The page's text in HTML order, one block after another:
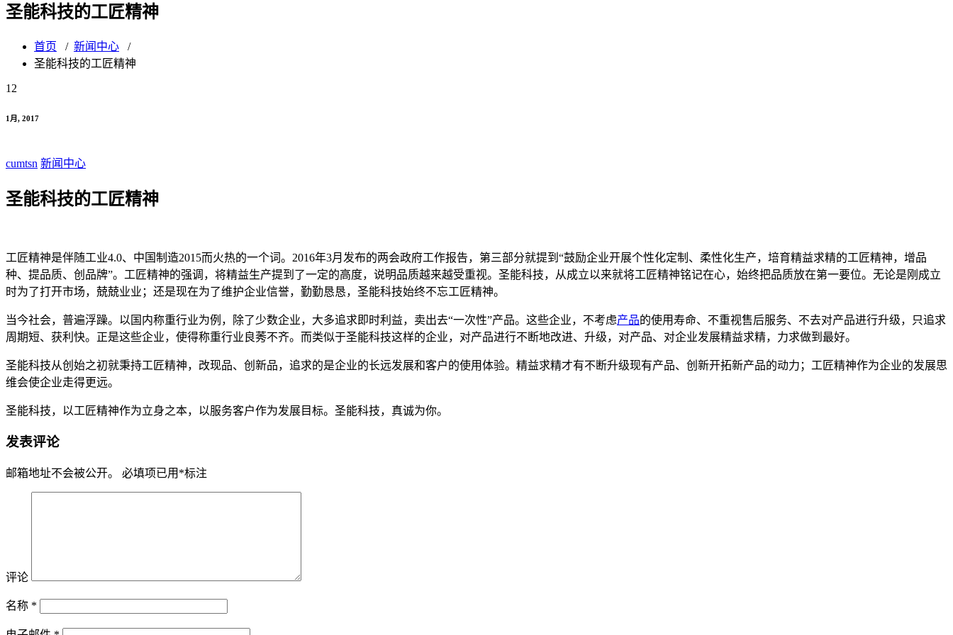
圣能科技的工匠精神
首页 / 新闻中心 /
圣能科技的工匠精神
12
1月, 2017
cumtsn 新闻中心
圣能科技的工匠精神
工匠精神是伴随工业4.0、中国制造2015而火热的一个词。2016年3月发布的两会政府工作报告，第三部分就提到“鼓励企业开展个性化定制、柔性化生产，培育精益求精的工匠精神，增品
种、提品质、创品牌”。工匠精神的强调，将精益生产提到了一定的高度，说明品质越来越受重视。圣能科技，从成立以来就将工匠精神铭记在心，始终把品质放在第一要位。无论是刚成立
时为了打开市场，兢兢业业；还是现在为了维护企业信誉，勤勤恳恳，圣能科技始终不忘工匠精神。
当今社会，普遍浮躁。以国内称重行业为例，除了少数企业，大多追求即时利益，卖出去“一次性”产品。这些企业，不考虑产品的使用寿命、不重视售后服务、不去对产品进行升级，只追求
周期短、获利快。正是这些企业，使得称重行业良莠不齐。而类似于圣能科技这样的企业，对产品进行不断地改进、升级，对产品、对企业发展精益求精，力求做到最好。
圣能科技从创始之初就秉持工匠精神，改现品、创新品，追求的是企业的长远发展和客户的使用体验。精益求精才有不断升级现有产品、创新开拓新产品的动力；工匠精神作为企业的发展思
维会使企业走得更远。
圣能科技，以工匠精神作为立身之本，以服务客户作为发展目标。圣能科技，真诚为你。
发表评论
邮箱地址不会被公开。 必填项已用 *标注
评论
名称 *